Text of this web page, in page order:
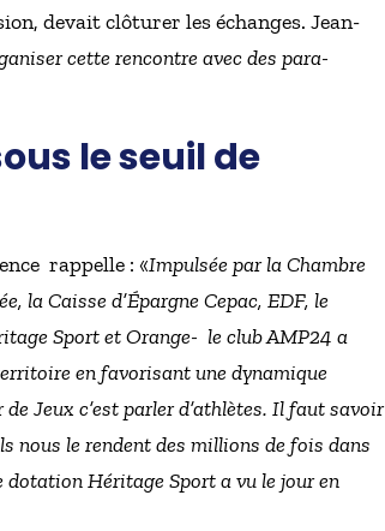
devait clôturer les échanges. Jean-
cette rencontre avec des para-
le seuil de
rappelle : «Impulsée par la Chambre
la Caisse d’Épargne Cepac, EDF, le
Sport et Orange- le club AMP24 a
en favorisant une dynamique
de Jeux c’est parler d’athlètes. Il faut savoir
nous le rendent des millions de fois dans
Héritage Sport a vu le jour en